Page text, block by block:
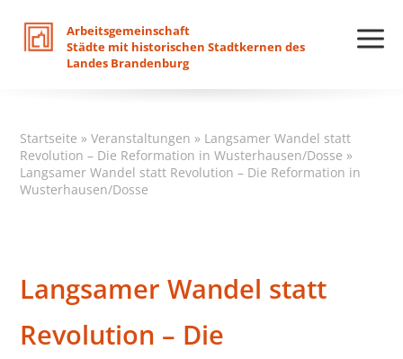
Arbeitsgemeinschaft
Städte mit historischen Stadtkernen des
Landes Brandenburg
Startseite »Veranstaltungen » Langsamer Wandel statt
Revolution – Die Reformation in Wusterhausen/Dosse »
Langsamer Wandel statt Revolution – Die Reformation in
Wusterhausen/Dosse
Langsamer Wandel statt
Revolution – Die